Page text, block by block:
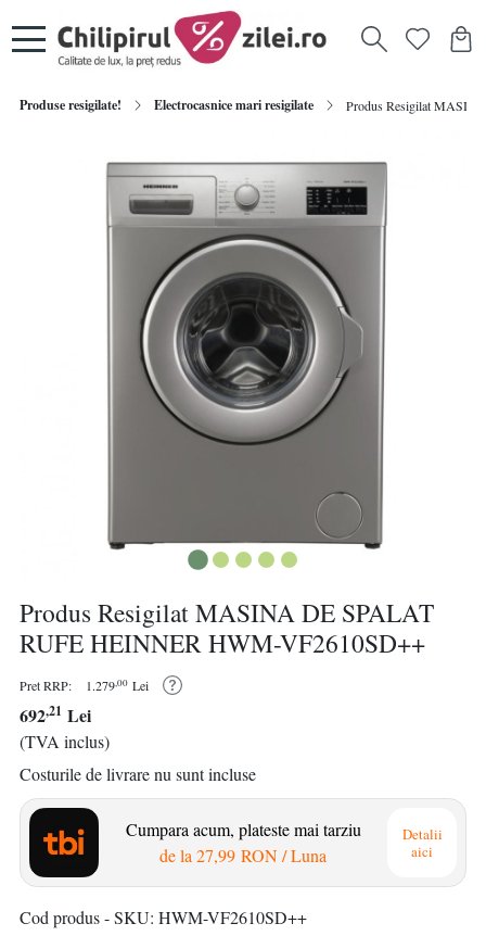
Produse resigilate! Electrocasnice mari resigilate Produs Resigilat
Produs Resigilat MASINA DE SPALAT
RUFE HEINNER HWM-VF2610SD++
Pret RRP: 1.279,00 Lei
692,21 Lei
(TVA inclus)
Costurile de livrare nu sunt incluse
Cumpara acum, plateste mai tarziu
de la 27,99 RON/ Luna
Detalii
aici
Cod produs - SKU HWM-VF2610SD++